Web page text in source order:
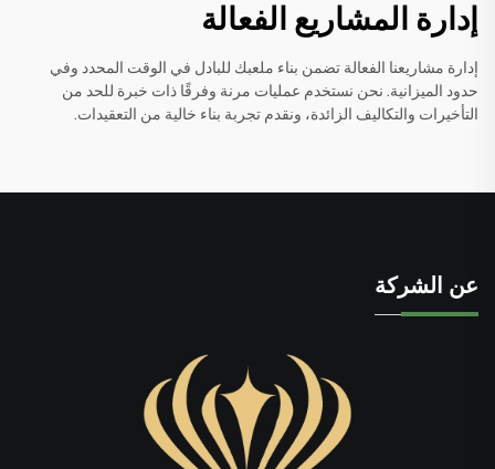
إدارة المشاريع الفعالة
إدارة مشاريعنا الفعالة تضمن بناء ملعبك للبادل في الوقت المحدد وفي
حدود الميزانية. نحن نستخدم عمليات مرنة وفرقًا ذات خبرة للحد من
التأخيرات والتكاليف الزائدة، ونقدم تجربة بناء خالية من التعقيدات.
عن الشركة